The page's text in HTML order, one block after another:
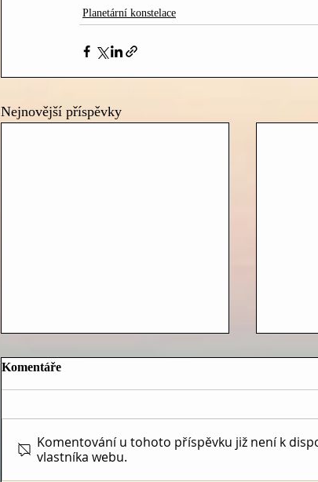
Planetární konstelace
Nejnovější příspěvky
Komentáře
Komentování u tohoto příspěvku již není k
vlastníka webu.